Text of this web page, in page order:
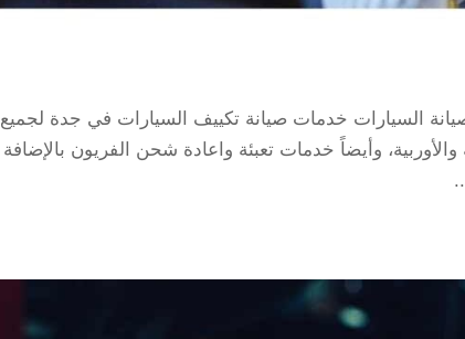
السيارات خدمات صيانة تكييف السيارات في جدة لجميع
والأوربية، وأيضاً خدمات تعبئة واعادة شحن الفريون بالإضافة